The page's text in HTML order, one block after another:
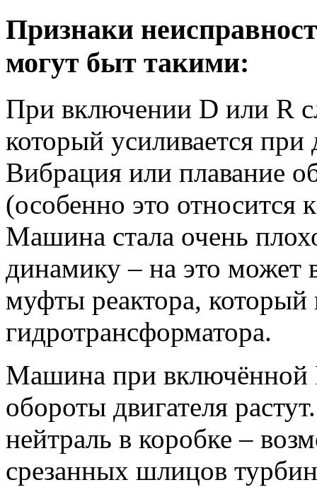
Признаки
могут быт такими:
При включении D или R
который усиливается при
Вибрация или плавание
(особенно это относится
Машина стала очень
динамику – на это может
муфты реактора, который
гидротрансформатора.
Машина при включённой
обороты двигателя
нейтраль в коробке –
срезанных шлицов